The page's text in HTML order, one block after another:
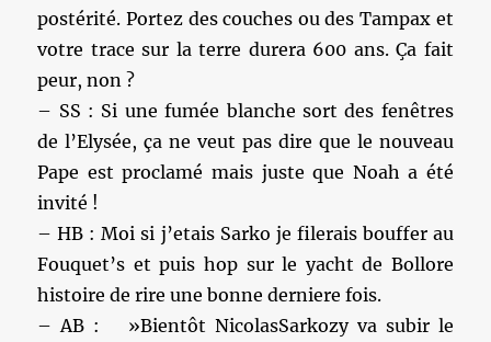
postérité. Portez des couches ou des Tampax et
votre trace sur la terre durera 600 ans. Ça fait
peur, non ?
– SS : Si une fumée blanche sort des fenêtres
de l’Elysée, ça ne veut pas dire que le nouveau
Pape est proclamé mais juste que Noah a été
invité !
– HB : Moi si j’etais Sarko je filerais bouffer au
Fouquet’s et puis hop sur le yacht de Bollore
histoire de rire une bonne derniere fois.
– AB : »Bientôt NicolasSarkozy va subir le